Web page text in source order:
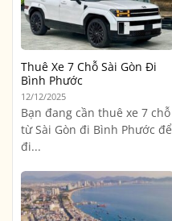
Thuê Xe 7 Chỗ Sài Gòn Đi
Bình Phước
12/12/2025
Bạn đang cần thuê xe 7 chỗ
từ Sài Gòn đi Bình Phước để
đi...